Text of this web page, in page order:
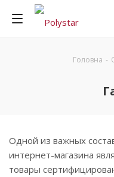
Головна -
Одной из важных
интернет-магазина
товары